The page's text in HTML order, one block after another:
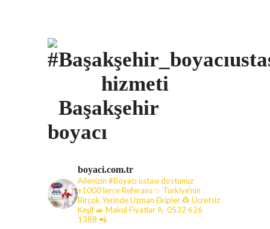
Başakşehir
boyacı
boyaci.com.tr
Ailenizin #Boyacı ustası dostunuz
+1000'lerce Referans ✨ Türkiye'nin
Birçok Yerinde Uzman Ekipler 👷 Ücretsiz
Keşif 🚙 Makul Fiyatlar 🫰 0532 626
1388 📲